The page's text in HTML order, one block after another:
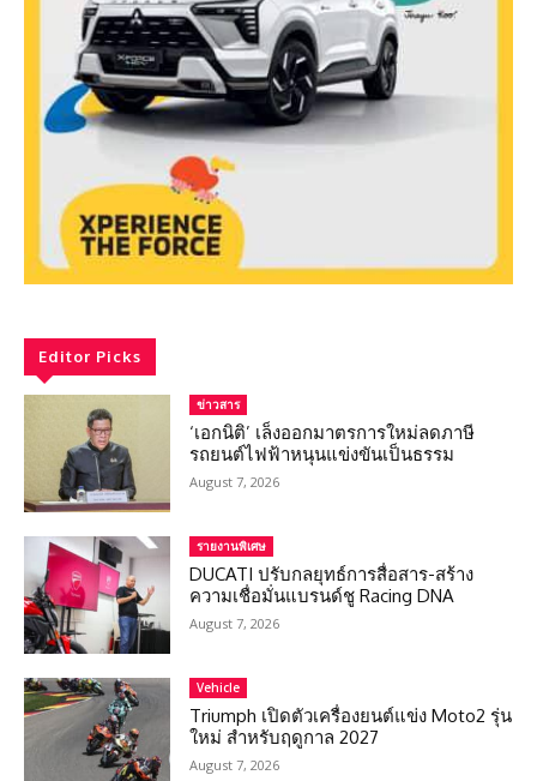
Editor Picks
ข่าวสาร
‘เอกนิติ’ เล็งออกมาตรการใหม่ลดภาษี
รถยนต์ไฟฟ้าหนุนแข่งขันเป็นธรรม
August 7, 2026
รายงานพิเศษ
DUCATI ปรับกลยุทธ์การสื่อสาร-สร้าง
ความเชื่อมั่นแบรนด์ชู Racing DNA
August 7, 2026
Vehicle
Triumph เปิดตัวเครื่องยนต์แข่ง Moto2 รุ่น
ใหม่ สำหรับฤดูกาล 2027
August 7, 2026